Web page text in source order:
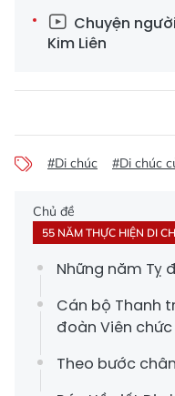
Chuyện
Kim Liên
#Di chúc #Di chúc
Chủ đề
55 NĂM THỰC HIỆN DI
Những năm Tỵ
Cán bộ Thanh
đoàn Viên
Theo bước